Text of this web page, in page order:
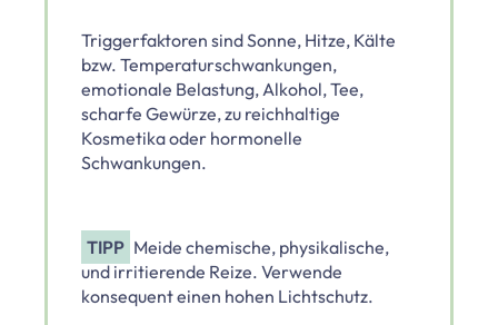
Triggerfaktoren sind Sonne, Hitze, Kälte
bzw. Temperaturschwankungen,
emotionale Belastung, Alkohol, Tee,
scharfe Gewürze, zu reichhaltige
Kosmetika oder hormonelle
Schwankungen.
TIPP Meide chemische, physikalische,
und irritierende Reize. Verwende
konsequent einen hohen Lichtschutz.